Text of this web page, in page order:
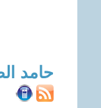
حامد